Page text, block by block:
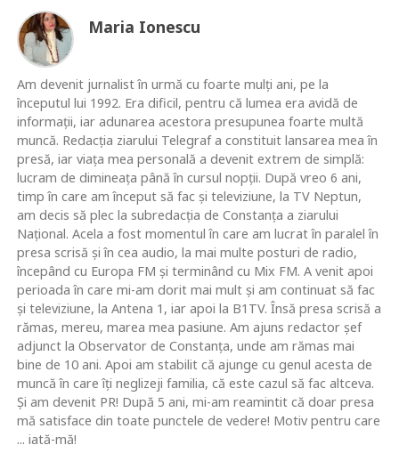
Maria Ionescu
Am devenit jurnalist în urmă cu foarte mulţi ani, pe la
începutul lui 1992. Era dificil, pentru că lumea era avidă de
informaţii, iar adunarea acestora presupunea foarte multă
muncă. Redacţia ziarului Telegraf a constituit lansarea mea în
presă, iar viaţa mea personală a devenit extrem de simplă:
lucram de dimineaţa până în cursul nopţii. După vreo 6 ani,
timp în care am început să fac şi televiziune, la TV Neptun,
am decis să plec la subredacţia de Constanţa a ziarului
Naţional. Acela a fost momentul în care am lucrat în paralel în
presa scrisă şi în cea audio, la mai multe posturi de radio,
începând cu Europa FM şi terminând cu Mix FM. A venit apoi
perioada în care mi-am dorit mai mult şi am continuat să fac
şi televiziune, la Antena 1, iar apoi la B1TV. Însă presa scrisă a
rămas, mereu, marea mea pasiune. Am ajuns redactor şef
adjunct la Observator de Constanţa, unde am rămas mai
bine de 10 ani. Apoi am stabilit că ajunge cu genul acesta de
muncă în care îţi neglizeji familia, că este cazul să fac altceva.
Şi am devenit PR! După 5 ani, mi-am reamintit că doar presa
mă satisface din toate punctele de vedere! Motiv pentru care
... iată-mă!